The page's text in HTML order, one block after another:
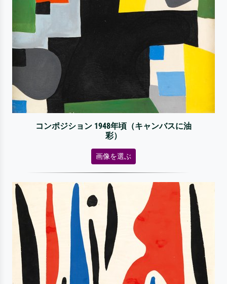
コンポジション 1948年頃（キャンバスに油
彩）
画像を選ぶ